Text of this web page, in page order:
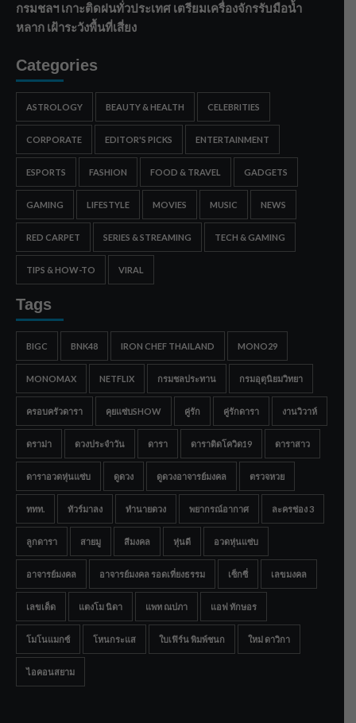
กรมชลฯ เกาะติดฝนทั่วประเทศ เตรียมเครื่องจักรรับมือน้ำ
หลาก เฝ้าระวังพื้นที่เสี่ยง
Categories
ASTROLOGY BEAUTY & HEALTH CELEBRITIES
CORPORATE EDITOR'S PICKS ENTERTAINMENT
ESPORTS FASHION FOOD & TRAVEL GADGETS
GAMING LIFESTYLE MOVIES MUSIC NEWS
RED CARPET SERIES & STREAMING TECH & GAMING
TIPS & HOW-TO VIRAL
Tags
BIGC BNK48 IRON CHEF THAILAND MONO29
MONOMAX NETFLIX กรมชลประทาน กรมอุตุนิยมวิทยา
ครอบครัวดารา คุยแซ่บSHOW คู่รัก คู่รักดารา งานวิวาห์
ดราม่า ดวงประจำวัน ดารา ดาราติดโควิด19 ดาราสาว
ดาราอวดหุ่นแซ่บ ดูดวง ดูดวงอาจารย์มงคล ตรวจหวย
ททท. ทัวร์มาลง ทำนายดวง พยากรณ์อากาศ ละครช่อง 3
ลูกดารา สายมู สีมงคล หุ่นดี อวดหุ่นแซ่บ
อาจารย์มงคล อาจารย์มงคล รอดเที่ยงธรรม เซ็กซี่ เลขมงคล
เลขเด็ด แตงโม นิดา แพท ณปภา แอฟ ทักษอร
โมโนแมกซ์ โหนกระแส ใบเฟิร์น พิมพ์ชนก ใหม่ ดาวิกา
ไอคอนสยาม